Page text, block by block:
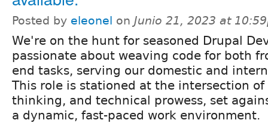
Posted by eleonel on Junio 21, 2023 at
We're on the hunt for seasoned Drupal
passionate about weaving code for both
end tasks, serving our domestic and
This role is stationed at the intersection
thinking, and technical prowess, set
a dynamic, fast-paced work environment.